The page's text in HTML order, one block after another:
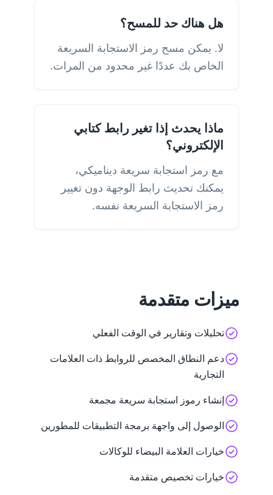
هل هناك حد للمسح؟
لا. يمكن مسح رمز الاستجابة السريعة
الخاص بك عددًا غير محدود من المرات.
ماذا يحدث إذا تغير رابط كتابي
الإلكتروني؟
مع رمز استجابة سريعة ديناميكي،
يمكنك تحديث رابط الوجهة دون تغيير
رمز الاستجابة السريعة نفسه.
ميزات متقدمة
تحليلات وتقارير في الوقت الفعلي
دعم النطاق المخصص للروابط ذات العلامات
التجارية
إنشاء رموز استجابة سريعة مجمعة
الوصول إلى واجهة برمجة التطبيقات للمطورين
خيارات العلامة البيضاء للوكالات
خيارات تخصيص متقدمة